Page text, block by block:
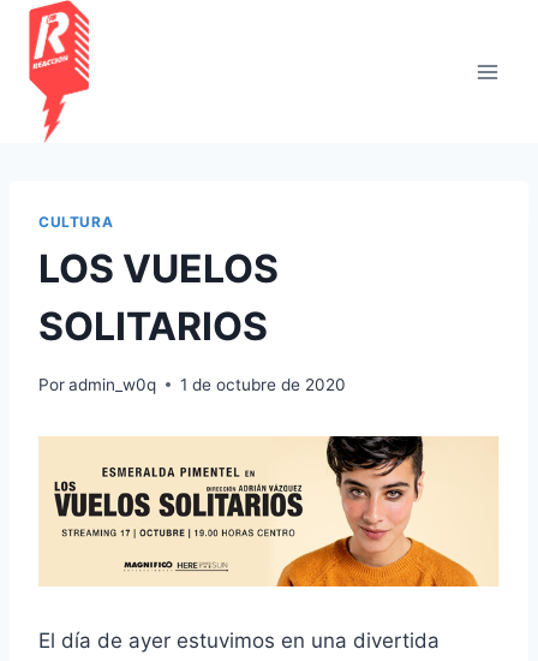
Saltar
contenido
CULTURA
LOS VUELOS
SOLITARIOS
Poradmin_w0q 1 de octubre de 2020
El día de ayer estuvimos en una divertida